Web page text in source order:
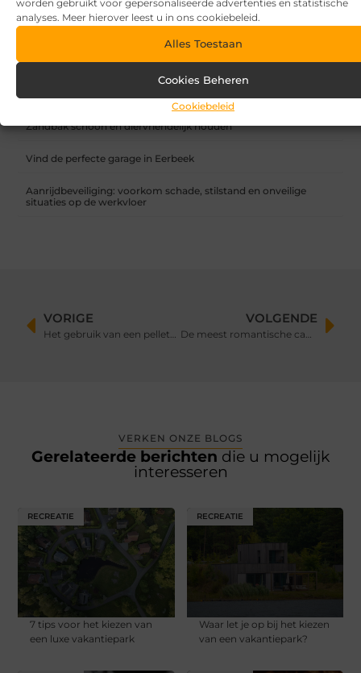
worden gebruikt voor gepersonaliseerde advertenties en statistische
analyses. Meer hierover leest u in ons cookiebeleid.
Alles Toestaan
Cookies Beheren
Cookiebeleid
RECENTE BERICHTEN
7 tips voor het kiezen van een luxe vakantiepark
Waar let je op bij het kiezen van een vakantiepark?
Zandbak schoon en diervriendelijk houden
Vind de perfecte garage in Eerbeek
Aanrijdbeveiliging: voorkom schade, stilstand en onveilige
situaties op de werkvloer
VORIGE
Het gebruik van een pelletkachel
VOLGENDE
De meest romantische cadeaus voor je vriendin!
VERKEN ONZE BLOGS
Gerelateerde berichten die u mogelijk
interesseren
RECREATIE
7 tips voor het kiezen van
een luxe vakantiepark
RECREATIE
Waar let je op bij het kiezen
van een vakantiepark?